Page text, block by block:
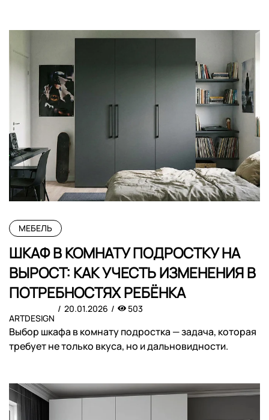
МЕБЕЛЬ
ШКАФ В КОМНАТУ ПОДРОСТКУ НА
ВЫРОСТ: КАК УЧЕСТЬ ИЗМЕНЕНИЯ В
ПОТРЕБНОСТЯХ РЕБЁНКА
ARTDESIGN
20.01.2026 503
Выбор шкафа в комнату подростка — задача, которая
требует не только вкуса, но и дальновидности.